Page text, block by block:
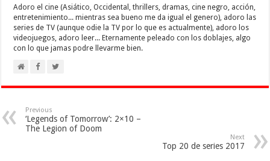
Adoro el cine (Asiático, Occidental, thrillers, dramas, cine negro, acción,
entretenimiento... mientras sea bueno me da igual el genero), adoro las
series de TV (aunque odie la TV por lo que es actualmente), adoro los
videojuegos, adoro leer... Eternamente peleado con los doblajes, algo
con lo que jamas podre llevarme bien.
Previous
‘Legends of Tomorrow’: 2×10 –
The Legion of Doom
Next
Top 20 de series 2017